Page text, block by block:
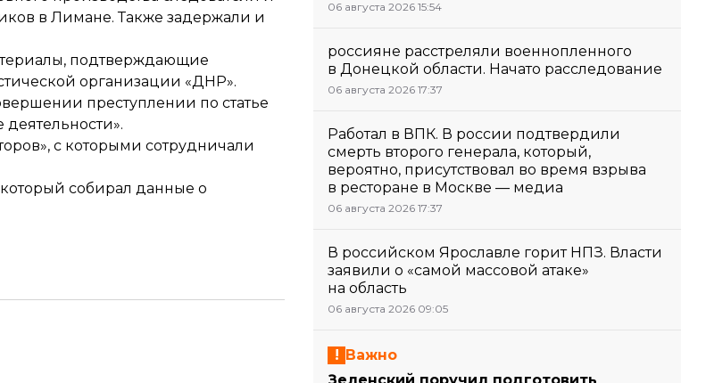
в Лимане. Также задержали и
подтверждающие
организации «ДНР».
преступлении по статье
с которыми сотрудничали
собирал данные о
06 августа 2026 15:54
россияне расстреляли военнопленного
в Донецкой области. Начато расследование
06 августа 2026 17:37
Работал в ВПК. В россии подтвердили
смерть второго генерала, который,
вероятно, присутствовал во время взрыва
в ресторане в Москве — медиа
06 августа 2026 17:37
В российском Ярославле горит НПЗ. Власти
заявили о «самой массовой атаке»
на область
06 августа 2026 09:05
Важно